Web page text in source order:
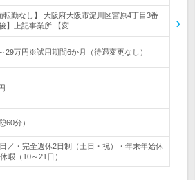
転勤なし】 大阪府大阪市淀川区宮原4丁目3番
】上記事業所 【変…
29万円※試用期間6か月（待遇変更なし）
60分）
／・完全週休2日制（土日・祝）・年末年始休
暇（10～21日）